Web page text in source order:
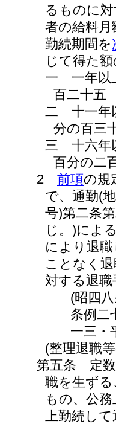
るものに
者の給料月
勤続期間を
じて得た
一
一年以
百二十五
二
十一年
分の百三
三
十六年
百分の二
2
前項の規
で、通勤(
号)第二条
じ。)によ
により退
ことなく
対する退
(昭四
条例二
一三・
(整理退職
第五条
定
職を生ず
もの、公
上勤続し